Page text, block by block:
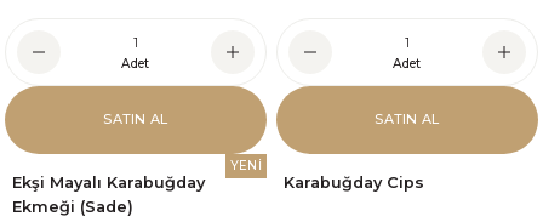
Adet
SATIN AL
Adet
SATIN AL
YENİ
Ekşi Mayalı Karabuğday
Ekmeği (Sade)
Karabuğday Cips